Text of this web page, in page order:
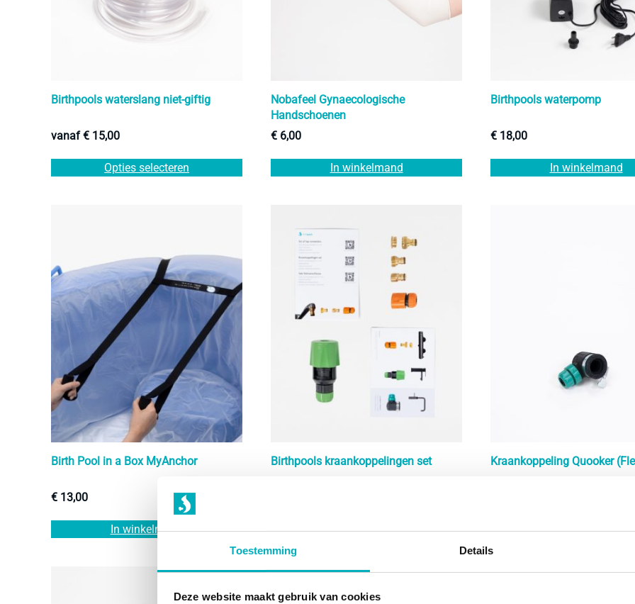
Toestemming Details
Deze website maakt gebruik van cookies
Birthpools waterslang niet-giftig
vanaf € 15,00
Opties selecteren
optie
gekozen
productpagina
Nobafeel Gynaecologische
Handschoenen
€ 6,00
In winkelmand
Birthpools waterpomp
€ 18,00
In winkelmand
Birth Pool in a Box MyAnchor
€ 13,00
In winkelmand
Birthpools kraankoppelingen set
In winkelmand
Kraankoppeling Quooker
In winkelmand